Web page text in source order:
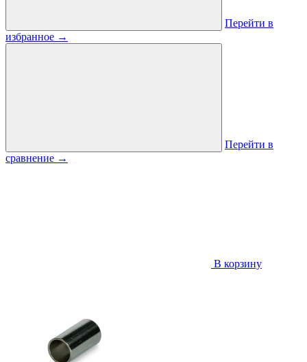
Перейти в
избранное →
Перейти в
сравнение →
В корзину